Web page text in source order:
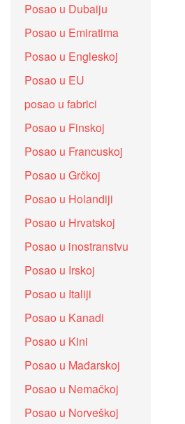
Posao u Dubaiju
Posao u Emiratima
Posao u Engleskoj
Posao u EU
posao u fabrici
Posao u Finskoj
Posao u Francuskoj
Posao u Grčkoj
Posao u Holandiji
Posao u Hrvatskoj
Posao u inostranstvu
Posao u Irskoj
Posao u Italiji
Posao u Kanadi
Posao u Kini
Posao u Mađarskoj
Posao u Nemačkoj
Posao u Norveškoj